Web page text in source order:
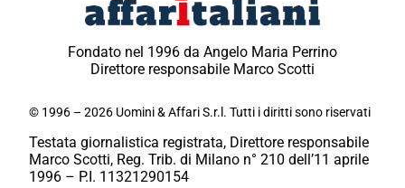
Fondato nel 1996 da Angelo Maria Perrino
Direttore responsabile Marco Scotti
© 1996 – 2026 Uomini & Affari S.r.l. Tutti i diritti sono riservati
Testata giornalistica registrata, Direttore responsabile
Marco Scotti, Reg. Trib. di Milano n° 210 dell’11 aprile
1996 – P.I. 11321290154